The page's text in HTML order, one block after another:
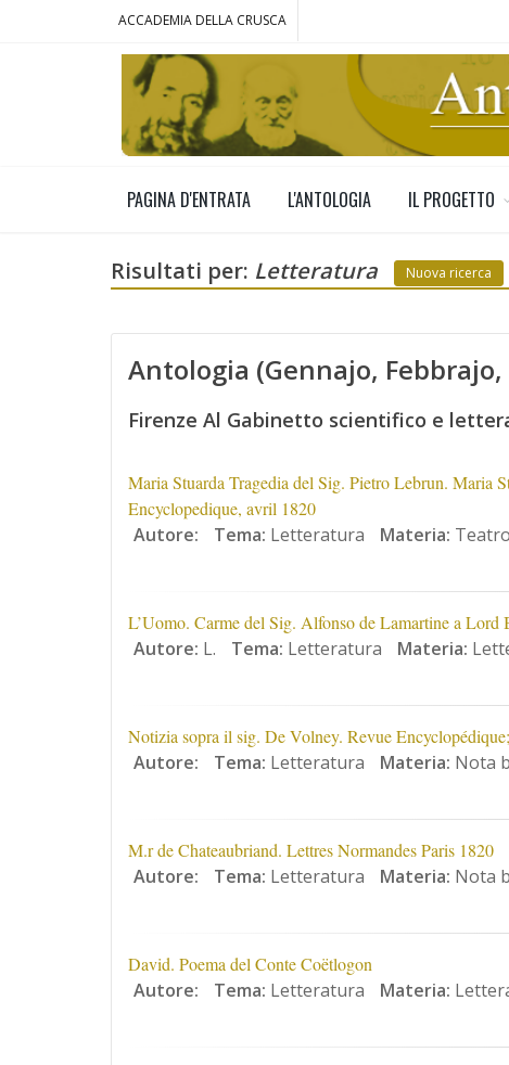
ACCADEMIA DELLA CRUSCA
PAGINA D'ENTRATA L'ANTOLOGIA IL PROGETTO
Risultati per: Letteratura Nuova ricerca
Antologia (Gennajo,
Firenze Al Gabinetto scientifico e
Maria Stuarda Tragedia del Sig. Pietro Lebrun. Maria
Encyclopedique, avril 1820
Autore: Tema: Letteratura Materia: Teatro
L’Uomo. Carme del Sig. Alfonso de Lamartine a Lord
Autore: L. Tema: Letteratura Materia:
Notizia sopra il sig. De Volney. Revue
Autore: Tema: Letteratura Materia: Nota
M.r de Chateaubriand. Lettres Normandes Paris 1820
Autore: Tema: Letteratura Materia: Nota
David. Poema del Conte Coëtlogon
Autore: Tema: Letteratura Materia: